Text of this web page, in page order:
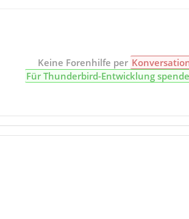
Keine Forenhilfe per
Für Thunderbird-Entwicklung